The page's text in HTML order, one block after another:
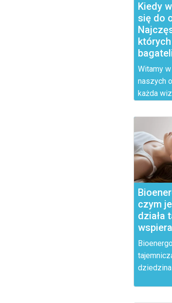
Kiedy
się do
Witamy
naszych
każda
czym
działa
dziedzina